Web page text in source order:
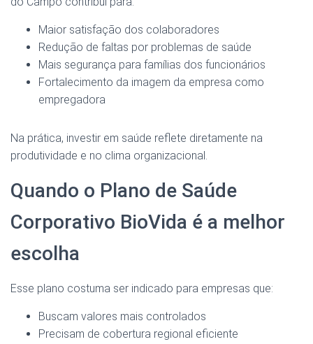
Maior satisfação dos colaboradores
Redução de faltas por problemas de saúde
Mais segurança para famílias dos funcionários
Fortalecimento da imagem da empresa como
empregadora
Na prática, investir em saúde reflete diretamente na
produtividade e no clima organizacional.
Quando o Plano de Saúde
Corporativo BioVida é a melhor
escolha
Esse plano costuma ser indicado para empresas que:
Buscam valores mais controlados
Precisam de cobertura regional eficiente